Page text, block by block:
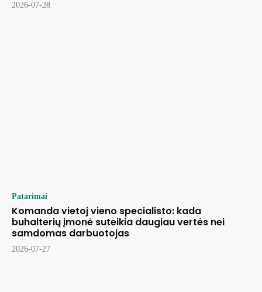
2026-07-28
Patarimai
Komanda vietoj vieno specialisto: kada
buhalterių įmonė suteikia daugiau vertės nei
samdomas darbuotojas
2026-07-27